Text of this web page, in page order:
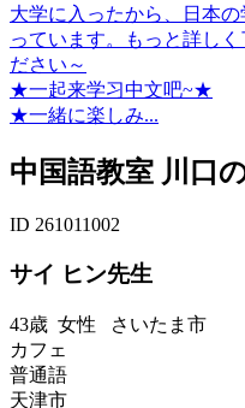
大学に入ったから、日本
っています。もっと詳し
ださい～
★一起来学习中文吧~★
★一緒に楽しみ...
中国語教室 川口
ID 261011002
サイ ヒン先生
43歳 女性 さいたま市
カフェ
普通語
天津市